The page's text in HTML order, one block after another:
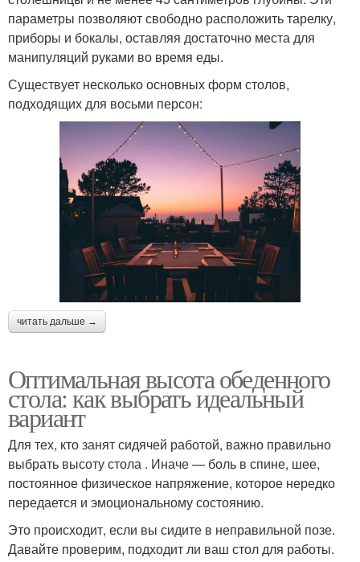
параметры позволяют свободно расположить тарелку,
приборы и бокалы, оставляя достаточно места для
манипуляций руками во время еды.
Существует несколько основных форм столов,
подходящих для восьми персон:
читать дальше →
Оптимальная высота обеденного
стола: как выбрать идеальный
вариант
Для тех, кто занят сидячей работой, важно правильно
выбрать высоту стола . Иначе — боль в спине, шее,
постоянное физическое напряжение, которое нередко
передается и эмоциональному состоянию.
Это происходит, если вы сидите в неправильной позе.
Давайте проверим, подходит ли ваш стол для работы.